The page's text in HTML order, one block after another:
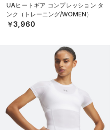
UAヒートギア コンプレッション タ
ンク（トレーニング/WOMEN）
￥3,960